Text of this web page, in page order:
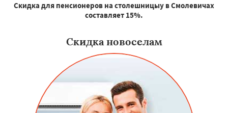
Скидка для пенсионеров на столешницыу в Смолевичах
составляет 15%.
Скидка новоселам